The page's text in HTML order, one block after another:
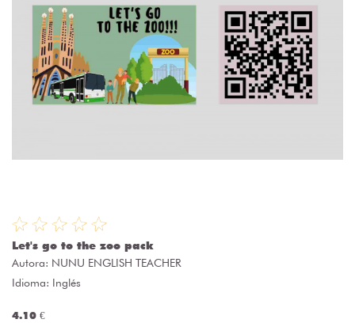
Let's go to the zoo pack
Autora: NUNU ENGLISH TEACHER
Idioma: Inglés
4.10 €